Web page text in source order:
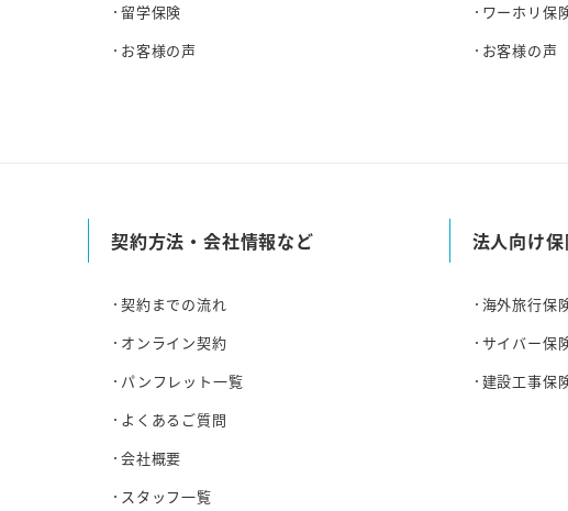
留学保険
お客様の声
ワーホリ保
お客様の声
契約方法・会社情報など
契約までの流れ
オンライン契約
パンフレット一覧
よくあるご質問
会社概要
スタッフ一覧
法人向け
海外旅行保
サイバー保
建設工事保